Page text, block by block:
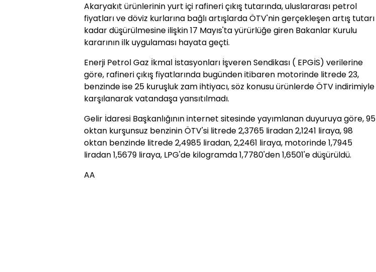
Akaryakıt ürünlerinin yurt içi rafineri çıkış tutarında, uluslararası petrol
fiyatları ve döviz kurlarına bağlı artışlarda ÖTV'nin gerçekleşen artış tutarı
kadar düşürülmesine ilişkin 17 Mayıs'ta yürürlüğe giren Bakanlar Kurulu
kararının ilk uygulaması hayata geçti.
Enerji Petrol Gaz İkmal İstasyonları İşveren Sendikası ( EPGİS) verilerine
göre, rafineri çıkış fiyatlarında bugünden itibaren motorinde litrede 23,
benzinde ise 25 kuruşluk zam ihtiyacı, söz konusu ürünlerde ÖTV indirimiyle
karşılanarak vatandaşa yansıtılmadı.
Gelir İdaresi Başkanlığının internet sitesinde yayımlanan duyuruya göre, 95
oktan kurşunsuz benzinin ÖTV'si litrede 2,3765 liradan 2,1241 liraya, 98
oktan benzinde litrede 2,4985 liradan, 2,2461 liraya, motorinde 1,7945
liradan 1,5679 liraya, LPG'de kilogramda 1,7780'den 1,6501'e düşürüldü.
AA